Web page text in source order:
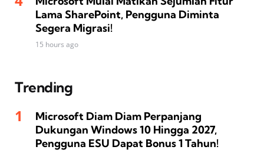
Lama SharePoint, Pengguna Diminta
Segera Migrasi!
15 hours ago
Trending
Microsoft Diam Diam Perpanjang
Dukungan Windows 10 Hingga 2027,
Pengguna ESU Dapat Bonus 1 Tahun!